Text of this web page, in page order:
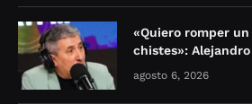
«Quiero romper
chistes»:
agosto 6, 2026